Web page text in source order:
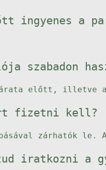
ingyenes a
szabadon
előtt, illetve
fizetni kell?
zárhatók le.
iratkozni a